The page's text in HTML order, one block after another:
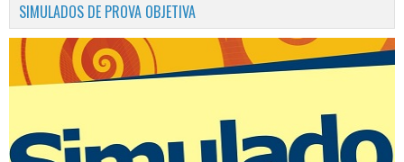
SIMULADOS DE PROVA OBJETIVA